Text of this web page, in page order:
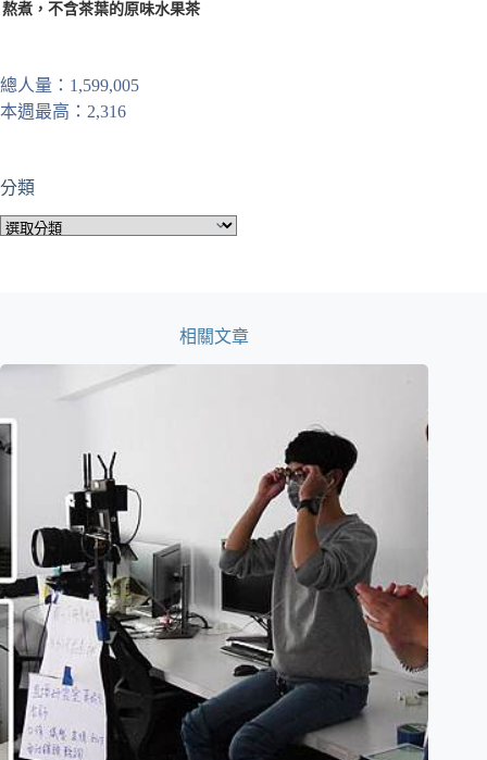
熬煮，不含茶葉的原味水果茶
總人量：1,599,005
本週最高：2,316
分類
分
相關文章